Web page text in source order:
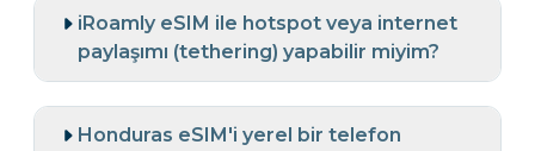
iRoamly eSIM ile hotspot veya internet
paylaşımı (tethering) yapabilir miyim?
Honduras eSIM'i yerel bir telefon